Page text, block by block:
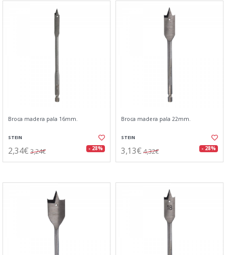
Broca madera pala 16mm.
STEIN
2,34€ 3,24€ - 28%
Broca madera pala 22mm.
STEIN
3,13€ 4,32€ - 28%